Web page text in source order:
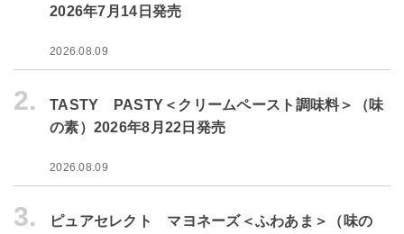
2026年7月14日発売
2026.08.09
2.
TASTY PASTY＜クリームペースト調味料＞（味
の素）2026年8月22日発売
2026.08.09
3.
ピュアセレクト マヨネーズ＜ふわあま＞（味の